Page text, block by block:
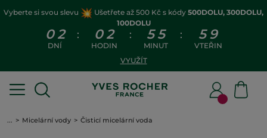
Vyberte si svou slevu Ušetřete až 500 Kč s kódy 500DOLU, 300DOLU,
100DOLU
0 2
DNÍ
: 0 2
HODIN
: 5 5
MINUT
: 5 9
VTEŘIN
VYUŽÍT
... Micelární vody Čisticí micelární voda